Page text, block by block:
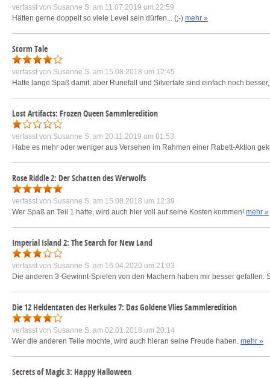
verfasst von Susanne S. am 11.07.2019 um 22:59
Hätten gerne doppelt so viele Level sein dürfen... (;-) mehr »
Storm Tale
verfasst von Susanne S. am 15.08.2018 um 12:45
Hatte lange Spaß damit, aber Runefall und Silvertale sind einfach noch
Lost Artifacts: Frozen Queen Sammleredition
verfasst von Susanne S. am 20.11.2019 um 01:53
Habe es mehr oder weniger aus Versehen im Rahmen einer Rabett-Aktion
Rose Riddle 2: Der Schatten des Werwolfs
verfasst von Susanne S. am 15.08.2018 um 12:39
Wer Spaß an Teil 1 hatte, wird auch hier voll auf seine Kosten kommen! mehr »
Imperial Island 2: The Search for New Land
verfasst von Susanne S. am 16.04.2020 um 21:03
Die anderen 3-Gewinnt-Spielen von den Machern haben mir besser
Die 12 Heldentaten des Herkules 7: Das Goldene Vlies Sammleredition
verfasst von Susanne S. am 02.01.2018 um 20:14
Wer die anderen Teile mochte, wird auch hieran seine Freude haben. mehr »
Secrets of Magic 3: Happy Halloween